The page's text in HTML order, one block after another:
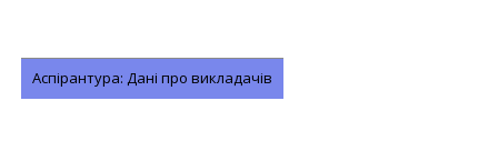
Аспірантура: Дані про викладачів